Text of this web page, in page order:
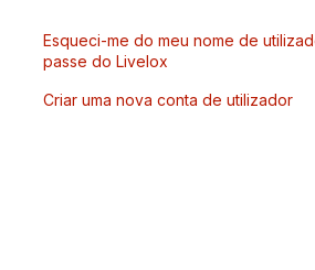
Esqueci-me do meu nome de
passe do Livelox
Criar uma nova conta de utilizador